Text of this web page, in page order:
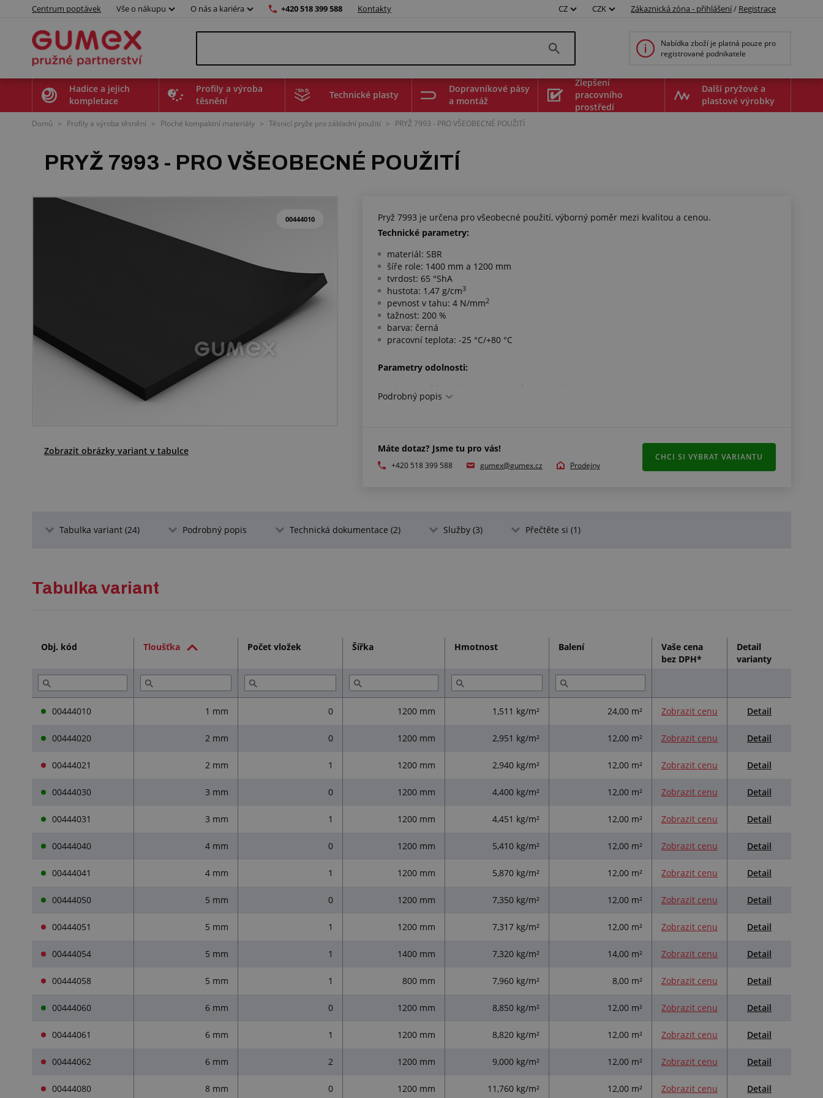
Centrum poptávek Vše o nákupu O nás a kariéra +420 518 399 588 Kontakty CZ CZK Zákaznická zóna - přihlášení/ Registrace
Nabídka zboží je platná pouze pro
registrované podnikatele
Hadice a jejich
kompletace
Profily a výroba
těsnění
Technické plasty
Dopravníkové pásy
a montáž
Zlepšení
pracovního
prostředí
Další pryžové a
plastové výrobky
Domů > Profily a výroba těsnění > Ploché kompaktní materiály > Těsnicí pryže pro základní použití > PRYŽ 7993 - PRO VŠEOBECNÉ POUŽITÍ
PRYŽ 7993 - PRO VŠEOBECNÉ POUŽITÍ
00444010
Zobrazit obrázky variant v tabulce
Pryž 7993 je určena pro všeobecné použití, výborný poměr mezi kvalitou a cenou.
Technické parametry:
materiál: SBR
šíře role: 1400 mm a 1200 mm
tvrdost: 65 °ShA
hustota: 1,47 g/cm3
pevnost v tahu: 4 N/mm2
tažnost: 200 %
barva: černá
pracovní teplota: -25 °C/+80 °C
Parametry odolnosti:
odolnost vůči ozónu: není odolná
odolnost vůči benzínu: není odolná
Podrobný popis
Máte dotaz? Jsme tu pro vás!
+420 518 399 588 gumex@gumex.cz Prodejny
CHCI SI VYBRAT VARIANTU
Tabulka variant (24) Podrobný popis Technická dokumentace (2) Služby (3) Přečtěte si (1)
Tabulka variant
Obj. kód Tloušťka Počet vložek Šířka Hmotnost Balení
Vaše cena
bez DPH*
Detail
varianty
00444010 1 mm 0 1200 mm 1,511 kg/m² 24,00 m² Zobrazit cenu Detail
00444020 2 mm 0 1200 mm 2,951 kg/m² 12,00 m² Zobrazit cenu Detail
00444021 2 mm 1 1200 mm 2,940 kg/m² 12,00 m² Zobrazit cenu Detail
00444030 3 mm 0 1200 mm 4,400 kg/m² 12,00 m² Zobrazit cenu Detail
00444031 3 mm 1 1200 mm 4,451 kg/m² 12,00 m² Zobrazit cenu Detail
00444040 4 mm 0 1200 mm 5,410 kg/m² 12,00 m² Zobrazit cenu Detail
00444041 4 mm 1 1200 mm 5,870 kg/m² 12,00 m² Zobrazit cenu Detail
00444050 5 mm 0 1200 mm 7,350 kg/m² 12,00 m² Zobrazit cenu Detail
00444051 5 mm 1 1200 mm 7,317 kg/m² 12,00 m² Zobrazit cenu Detail
00444054 5 mm 1 1400 mm 7,320 kg/m² 14,00 m² Zobrazit cenu Detail
00444058 5 mm 1 800 mm 7,960 kg/m² 8,00 m² Zobrazit cenu Detail
00444060 6 mm 0 1200 mm 8,850 kg/m² 12,00 m² Zobrazit cenu Detail
00444061 6 mm 1 1200 mm 8,820 kg/m² 12,00 m² Zobrazit cenu Detail
00444062 6 mm 2 1200 mm 9,000 kg/m² 12,00 m² Zobrazit cenu Detail
00444080 8 mm 0 1200 mm 11,760 kg/m² 12,00 m² Zobrazit cenu Detail